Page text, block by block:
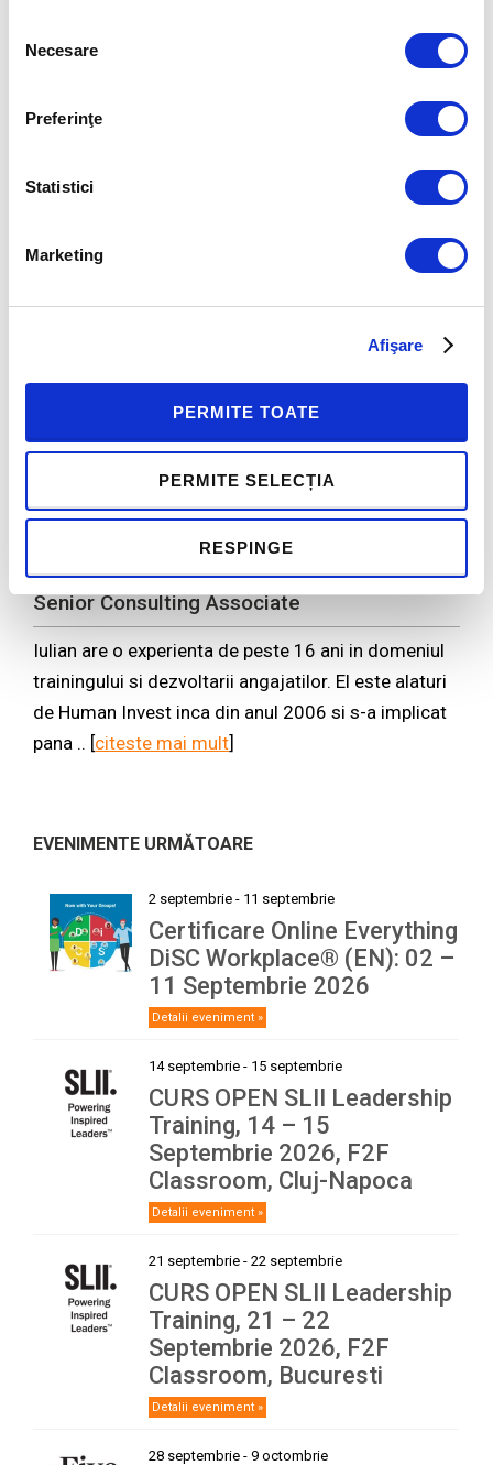
consimțământului
Necesare
Preferinţe
Statistici
Marketing
Afişare
PERMITE TOATE
PERMITE SELECȚIA
RESPINGE
Senior Consulting Associate
Iulian are o experienta de peste 16 ani in domeniul
trainingului si dezvoltarii angajatilor. El este alaturi
de Human Invest inca din anul 2006 si s-a implicat
pana .. [citeste mai mult]
EVENIMENTE URMĂTOARE
2 septembrie - 11 septembrie
Certificare Online Everything
DiSC Workplace® (EN): 02 –
11 Septembrie 2026
Detalii eveniment »
14 septembrie - 15 septembrie
CURS OPEN SLII Leadership
Training, 14 – 15
Septembrie 2026, F2F
Classroom, Cluj-Napoca
Detalii eveniment »
21 septembrie -22 septembrie
CURS OPEN SLII Leadership
Training, 21 – 22
Septembrie 2026, F2F
Classroom, Bucuresti
Detalii eveniment »
28 septembrie -9 octombrie